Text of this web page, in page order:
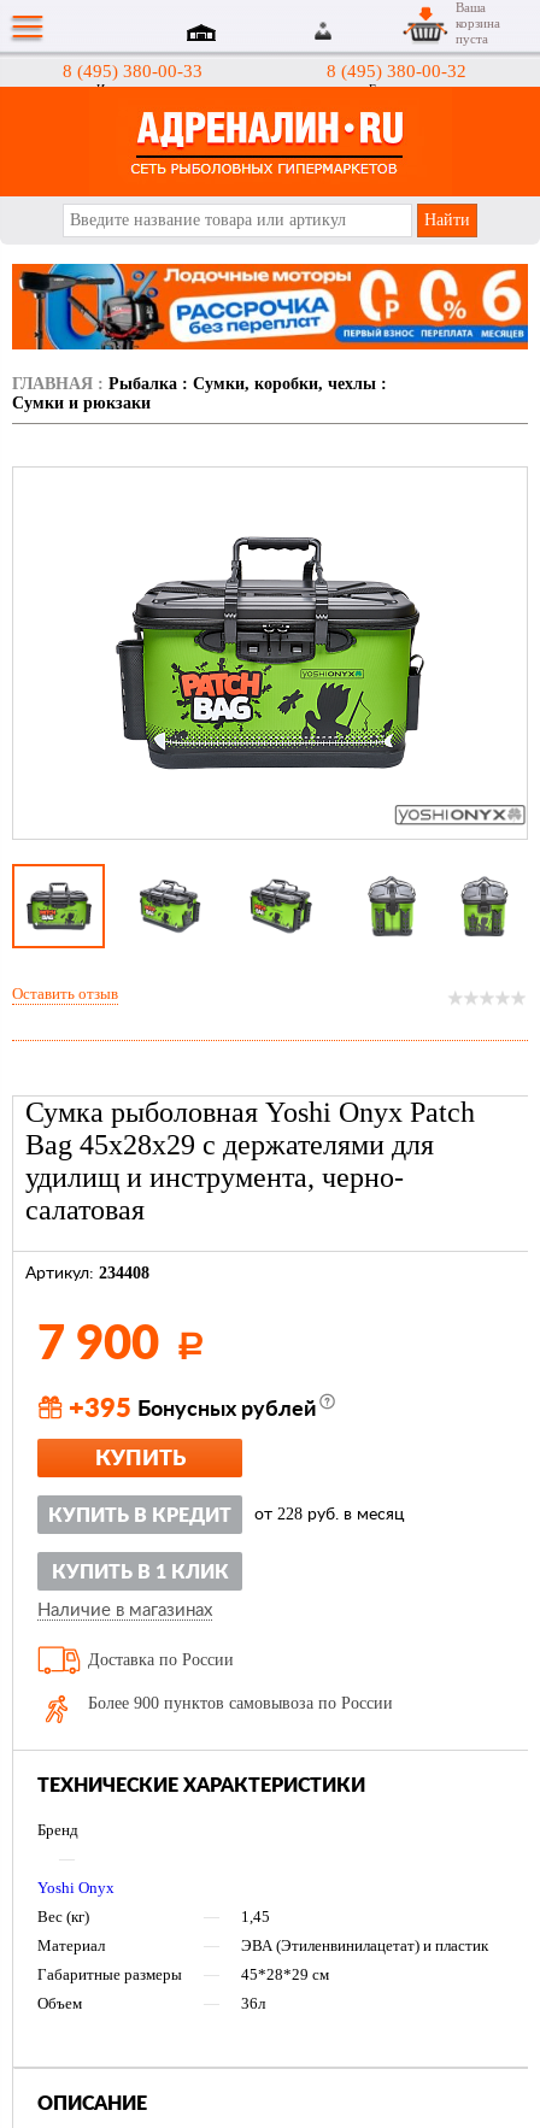
8 (495) 380-00-33
Интернет-магазин
8 (495) 380-00-32
Гипермаркеты
Ваша
корзина
пуста
ГЛАВНАЯ : Рыбалка : Сумки, коробки, чехлы :
Сумки и рюкзаки
Сумка рыболовная Yoshi Onyx Patch
Bag 45х28х29 с держателями для
удилищ и инструмента, черно-
салатовая
Артикул: 234408
7 900 Р
+395 Бонусных рублей
КУПИТЬ
КУПИТЬ В КРЕДИТ от 228 руб. в месяц
КУПИТЬ В 1 КЛИК
Наличие в магазинах
Доставка по России
Более 900 пунктов самовывоза по России
ТЕХНИЧЕСКИЕ ХАРАКТЕРИСТИКИ
Бренд
—
Yoshi Onyx
Вес (кг)
—
1,45
Материал
—
ЭВА (Этиленвинилацетат) и пластик
Габаритные размеры
—
45*28*29 см
Объем
— 36л
ОПИСАНИЕ
Оставить отзыв